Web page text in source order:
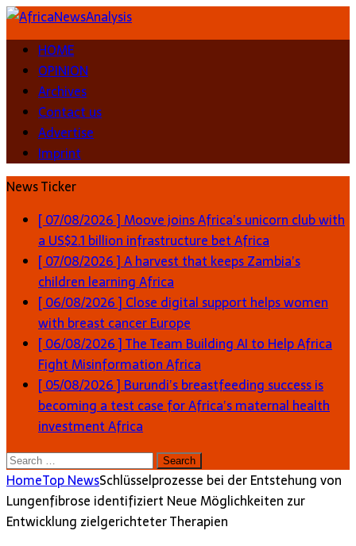
HOME
OPINION
Archives
Contact us
Advertise
Imprint
News Ticker
[ 07/08/2026 ]Moove joins Africa’s unicorn club with
a US$2.1 billion infrastructure betAfrica
[ 07/08/2026 ]A harvest that keeps Zambia’s
children learningAfrica
[ 06/08/2026 ] Close digital support helps women
with breast cancerEurope
[ 06/08/2026 ]The Team Building AI to Help Africa
Fight MisinformationAfrica
[ 05/08/2026 ] Burundi’s breastfeeding success is
becoming a test case for Africa’s maternal health
investmentAfrica
Search
for:
HomeTop NewsSchlüsselprozesse bei der Entstehung von
Lungenfibrose identifiziert Neue Möglichkeiten zur
Entwicklung zielgerichteter Therapien